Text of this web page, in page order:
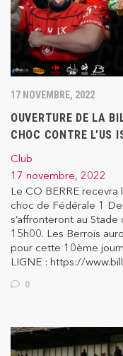
17 NOVEMBRE, 2022
OUVERTURE DE LA
CHOC CONTRE L’US
Club
17 novembre, 2022
Le CO BERRE recevra
choc de Fédérale 1
s’affronteront au
15h00. Les Berrois
pour cette 10ème
LIGNE : https://
0